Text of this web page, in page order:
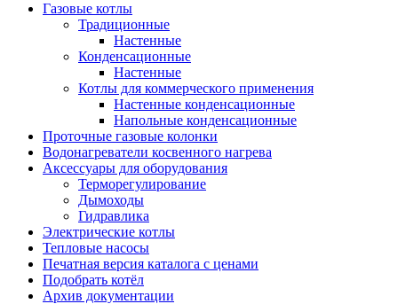
Газовые котлы
Традиционные
Настенные
Конденсационные
Настенные
Котлы для коммерческого применения
Настенные конденсационные
Напольные конденсационные
Проточные газовые колонки
Водонагреватели косвенного нагрева
Аксессуары для оборудования
Терморегулирование
Дымоходы
Гидравлика
Электрические котлы
Тепловые насосы
Печатная версия каталога с ценами
Подобрать котёл
Архив документации